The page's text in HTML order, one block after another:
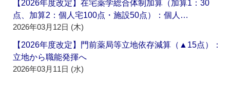
【2026年度改定】在宅薬学総合体制加算（加算1：30
点、加算2：個人宅100点・施設50点）：個人…
2026年03月12日 (木)
【2026年度改定】門前薬局等立地依存減算（▲15点）：
立地から職能発揮へ
2026年03月11日 (水)